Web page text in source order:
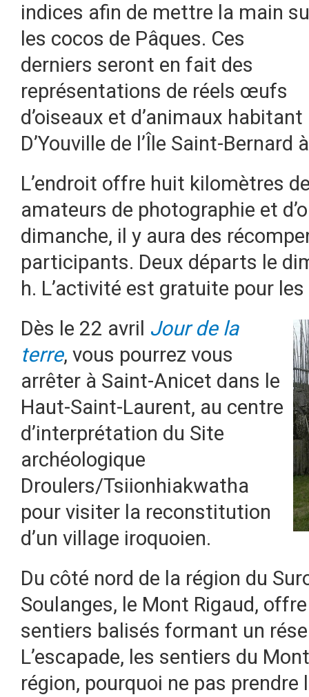
indices afin de mettre la main
les cocos de Pâques. Ces
derniers seront en fait des
représentations de réels œufs
d’oiseaux et d’animaux
D’Youville de l’Île Saint-Bernard
L’endroit offre huit kilomètres
amateurs de photographie et
dimanche, il y aura des
participants. Deux départs le
h. L’activité est gratuite pour
Dès le 22 avril Jour de la
terre, vous pourrez vous
arrêter à Saint-Anicet dans le
Haut-Saint-Laurent, au centre
d’interprétation du Site
archéologique
Droulers/Tsiionhiakwatha
pour visiter la reconstitution
d’un village iroquoien.
Du côté nord de la région du
Soulanges, le Mont Rigaud,
sentiers balisés formant un
L’escapade, les sentiers du
région, pourquoi ne pas